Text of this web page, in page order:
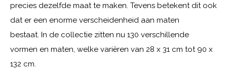
precies dezelfde maat te maken. Tevens betekent dit ook
dat er een enorme verscheidenheid aan maten
bestaat. In de collectie zitten nu 130 verschillende
vormen en maten, welke variëren van 28 x 31 cm tot 90 x
132 cm.